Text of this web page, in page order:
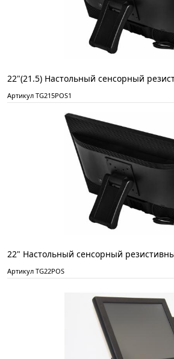
22"(21.5) Настольный сенсорный
Артикул TG215POS1
22" Настольный сенсорный
Артикул TG22POS